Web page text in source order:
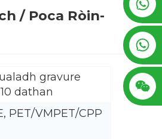
/ Poca Ròin-
gravure
dathan
PET/VMPET/CPP